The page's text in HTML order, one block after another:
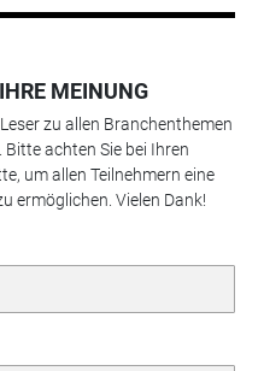
MEINUNG
zu allen Branchenthemen
achten Sie bei Ihren
um allen Teilnehmern eine
ermöglichen. Vielen Dank!